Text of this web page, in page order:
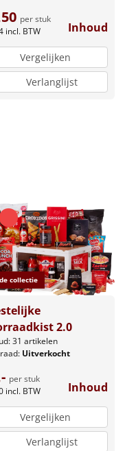
per stuk
incl. BTW Inhoud
Vergelijken
Verlanglijst
collectie
2.0
31 artikelen
Uitverkocht
per stuk
incl. BTW Inhoud
Vergelijken
Verlanglijst